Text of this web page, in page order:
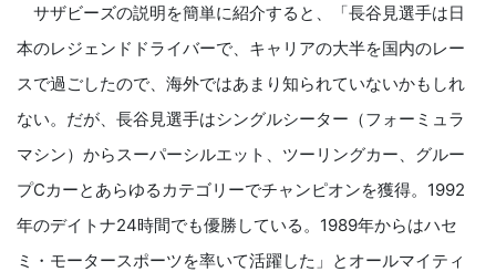
サザビーズの説明を簡単に紹介すると、「長谷見選手は日
本のレジェンドドライバーで、キャリアの大半を国内のレー
スで過ごしたので、海外ではあまり知られていないかもしれ
ない。だが、長谷見選手はシングルシーター（フォーミュラ
マシン）からスーパーシルエット、ツーリングカー、グルー
プCカーとあらゆるカテゴリーでチャンピオンを獲得。1992
年のデイトナ24時間でも優勝している。1989年からはハセ
ミ・モータースポーツを率いて活躍した」とオールマイティ